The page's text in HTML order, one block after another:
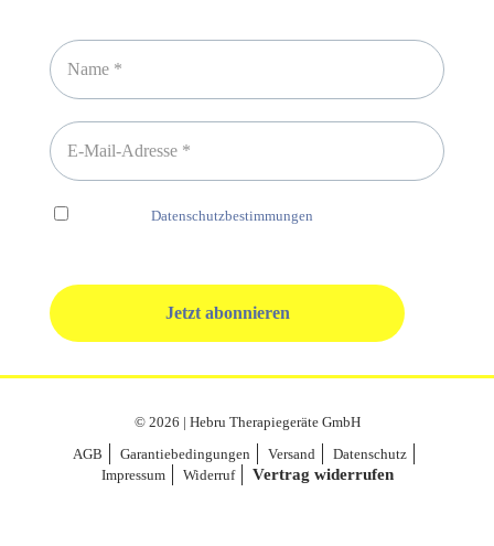
Datenschutzbestimmungen
© 2026 | Hebru Therapiegeräte GmbH
AGB
Garantiebedingungen Versand
Datenschutz
Impressum
Widerruf Vertrag widerrufen